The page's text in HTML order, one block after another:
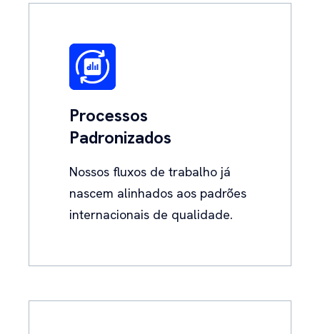
Processos
Padronizados
Nossos fluxos de trabalho já
nascem alinhados aos padrões
internacionais de qualidade.